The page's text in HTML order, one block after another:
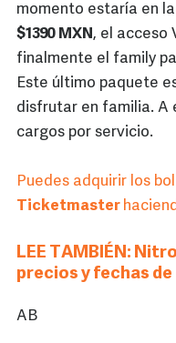
momento estaría en
$1390 MXN, el acceso
finalmente el family
Este último paquete
disfrutar en familia. A
cargos por servicio.
Puedes adquirir los
Ticketmaster
LEE TAMBIÉN:
precios y fechas
AB